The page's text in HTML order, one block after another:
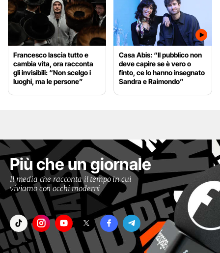
Francesco lascia tutto e
cambia vita, ora racconta
gli invisibili: “Non scelgo i
luoghi, ma le persone”
Casa Abis: “Il pubblico non
deve capire se è vero o
finto, ce lo hanno insegnato
Sandra e Raimondo”
Più che un giornale
Il media che racconta il tempo in cui
viviamo con occhi moderni